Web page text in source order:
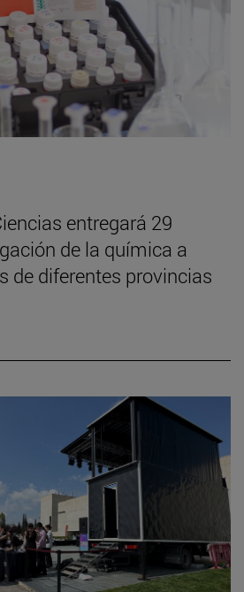
entregará 29
de la química a
de diferentes provincias